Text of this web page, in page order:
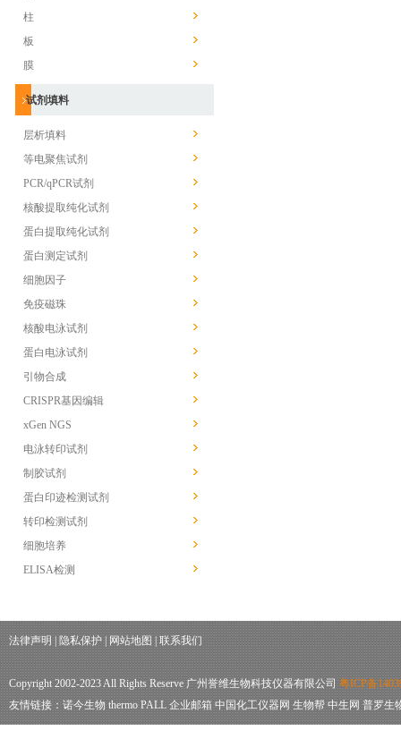
柱
板
膜
试剂填料
层析填料
等电聚焦试剂
PCR/qPCR试剂
核酸提取纯化试剂
蛋白提取纯化试剂
蛋白测定试剂
细胞因子
免疫磁珠
核酸电泳试剂
蛋白电泳试剂
引物合成
CRISPR基因编辑
xGen NGS
电泳转印试剂
制胶试剂
蛋白印迹检测试剂
转印检测试剂
细胞培养
ELISA检测
法律声明 隐私保护 网站地图 联系我们
Copyright 2002-2023 All Rights Reserve 广州誉维生物科技仪器有限公司 粤ICP备
友情链接： 诺今生物 thermo PALL 企业邮箱 中国化工仪器网 生物帮 中生网 普罗生